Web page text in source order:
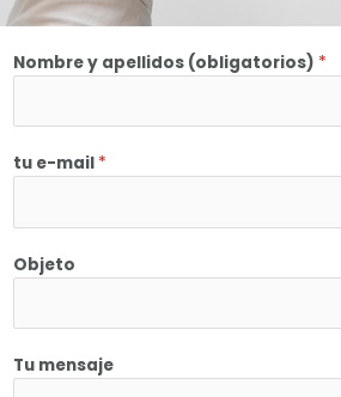
Nombre y apellidos (obligatorios) *
tu e-mail *
Objeto
Tu mensaje